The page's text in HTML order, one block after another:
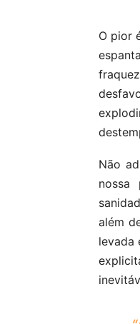
O pior
Não
nossa
além
levada